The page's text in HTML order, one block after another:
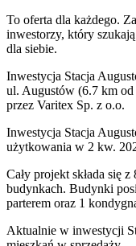
To oferta dla każdego.
inwestorzy, który
dla siebie.
Inwestycja Stacja
ul. Augustów (6.7 km od
przez Varitex Sp. z o.o.
Inwestycja Stacja
użytkowania w 2 kw.
Cały projekt składa się
budynkach. Budynki
parterem oraz 1
Aktualnie w inwestycji